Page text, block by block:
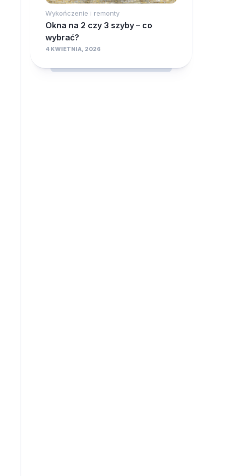
Wykończenie i remonty
Okna na 2 czy 3 szyby – co
wybrać?
4 KWIETNIA, 2026